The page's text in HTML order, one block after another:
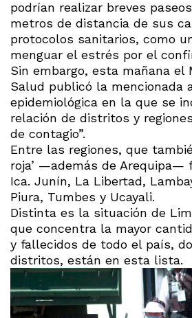
podrían realizar breves
metros de distancia de sus
protocolos sanitarios, como
menguar el estrés por el
Sin embargo, esta mañana el
Salud publicó la mencionada
epidemiológica en la que se
relación de distritos y
de contagio”.
Entre las regiones, que
roja’ —además de Arequipa—
Ica. Junín, La Libertad,
Piura, Tumbes y Ucayali.
Distinta es la situación de
que concentra la mayor
y fallecidos de todo el país,
distritos, están en esta lista.